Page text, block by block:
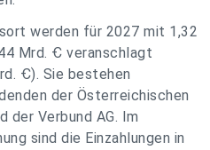
werden für 2027 mit 1,32
Mrd. Ꞓ veranschlagt
Ꞓ). Sie bestehen
der Österreichischen
der Verbund AG. Im
sind die Einzahlungen in